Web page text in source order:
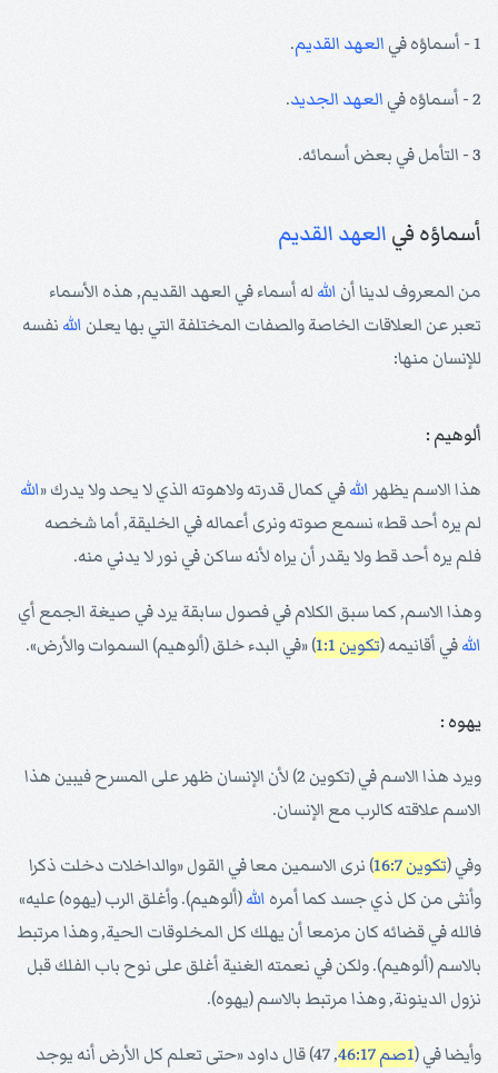
1 - أسماؤه في العهد القديم.
2 - أسماؤه في العهد الجديد.
3 - التأمل في بعض أسمائه.
أسماؤه في العهد القديم
من المعروف لدينا أن الله له أسماء في العهد القديم, هذه الأسماء
تعبر عن العلاقات الخاصة والصفات المختلفة التي بها يعلن الله نفسه
للإنسان منها:
ألوهيم :
هذا الاسم يظهر اللهفي كمال قدرته ولاهوته الذي لا يحد ولا يدرك «الله
لم يره أحد قط» نسمع صوته ونرى أعماله في الخليقة, أما شخصه
فلم يره أحد قط ولا يقدر أن يراه لأنه ساكن في نور لا يدني منه.
وهذا الاسم, كما سبق الكلام في فصول سابقة يرد في صيغة الجمع أي
اللهفي أقانيمه (تكوين 1:1 ) «في البدء خلق (ألوهيم) السموات والأرض».
يهوه :
ويرد هذا الاسم في (تكوين 2) لأن الإنسان ظهر على المسرح فيبين هذا
الاسم علاقته كالرب مع الإنسان.
وفي (تكوين 16:7
) نرى الاسمين معا في القول «والداخلات دخلت ذكرا
وأنثى من كل ذي جسد كما أمره الله(ألوهيم). وأغلق الرب (يهوه) عليه»
فالله في قضائه كان مزمعا أن يهلك كل المخلوقات الحية, وهذا مرتبط
بالاسم (ألوهيم). ولكن في نعمته الغنية أغلق على نوح باب الفلك قبل
نزول الدينونة, وهذا مرتبط بالاسم (يهوه).
وأيضا في (1صم 46:17
, 47) قال داود «حتى تعلم كل الأرض أنه يوجد